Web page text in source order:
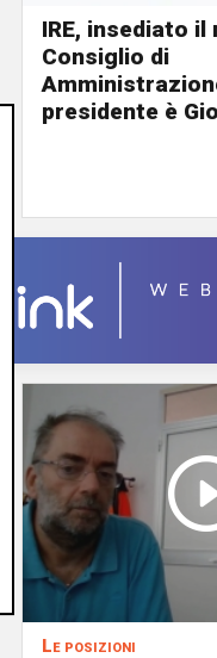
IRE, insediato il
Consiglio di
presidente è
Le posizioni